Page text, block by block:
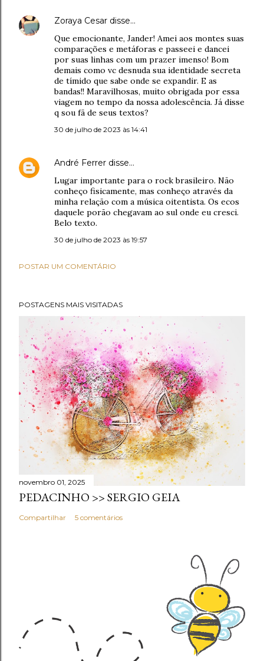
Zoraya Cesar disse…
Que emocionante, Jander! Amei aos montes suas
comparações e metáforas e passeei e dancei
por suas linhas com um prazer imenso! Bom
demais como vc desnuda sua identidade secreta
de tímido que sabe onde se expandir. E as
bandas!! Maravilhosas, muito obrigada por essa
viagem no tempo da nossa adolescência. Já disse
q sou fã de seus textos?
30 de julho de 2023 às 14:41
André Ferrer disse…
Lugar importante para o rock brasileiro. Não
conheço fisicamente, mas conheço através da
minha relação com a música oitentista. Os ecos
daquele porão chegavam ao sul onde eu cresci.
Belo texto.
30 de julho de 2023 às 19:57
POSTAR UM COMENTÁRIO
POSTAGENS MAIS VISITADAS
novembro 01, 2025
PEDACINHO >> SERGIO GEIA
Compartilhar 5 comentários